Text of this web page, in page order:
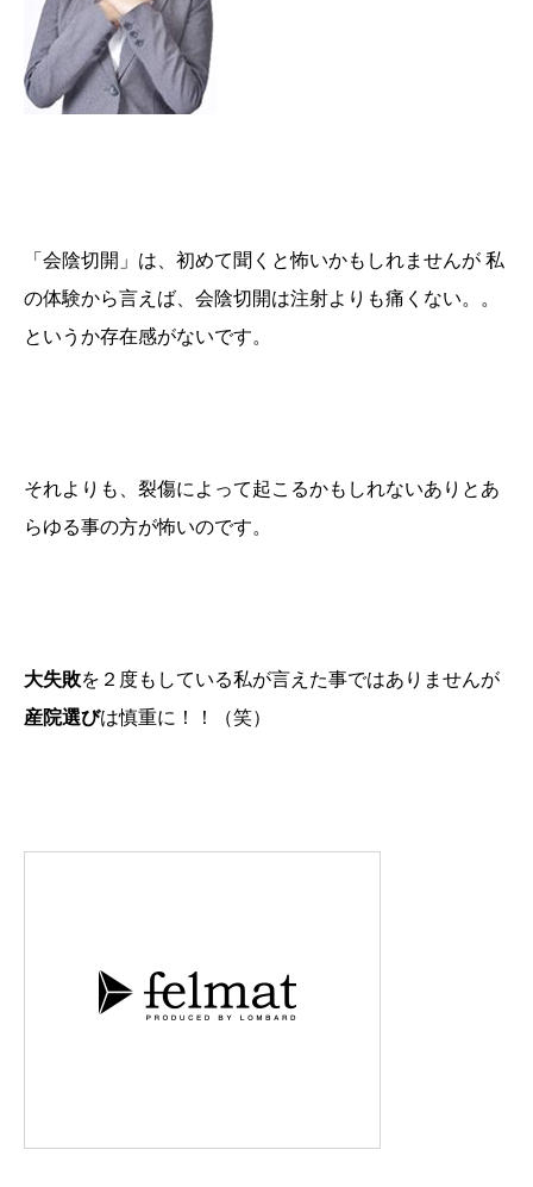
「会陰切開」は、初めて聞くと怖いかもしれませんが 私
の体験から言えば、会陰切開は注射よりも痛くない。。
というか存在感がないです。
それよりも、裂傷によって起こるかもしれないありとあ
らゆる事の方が怖いのです。
大失敗を２度もしている私が言えた事ではありませんが
産院選びは慎重に！！（笑）